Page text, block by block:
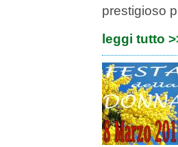
prestigioso
leggi tutto